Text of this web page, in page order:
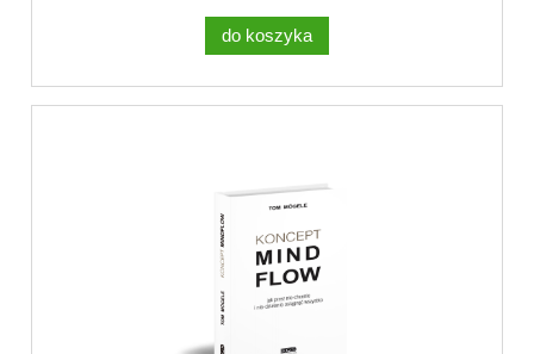
do koszyka